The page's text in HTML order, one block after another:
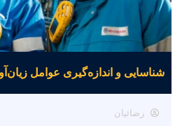
شناسایی و اندازه‌گیری عوامل زیان‌آور
رضائیان